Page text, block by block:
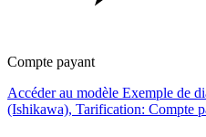
Compte payant
Accéder au modèle Exemple de
(Ishikawa), Tarification: Compte